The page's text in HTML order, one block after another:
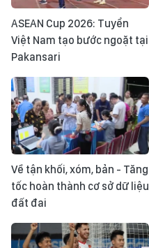
ASEAN Cup 2026: Tuyển
Việt Nam tạo bước ngoặt tại
Pakansari
Về tận khối, xóm, bản - Tăng
tốc hoàn thành cơ sở dữ liệu
đất đai